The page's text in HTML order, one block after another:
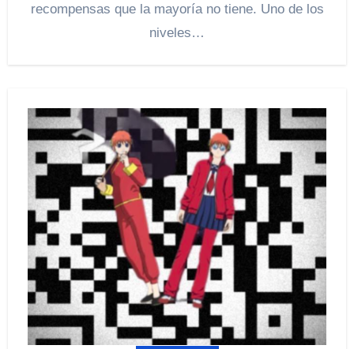
recompensas que la mayoría no tiene. Uno de los
niveles…